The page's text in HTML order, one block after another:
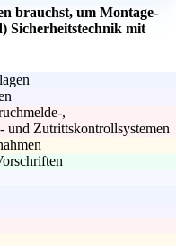
brauchst, um Montage-
Sicherheitstechnik mit
,
und Zutrittskontrollsystemen